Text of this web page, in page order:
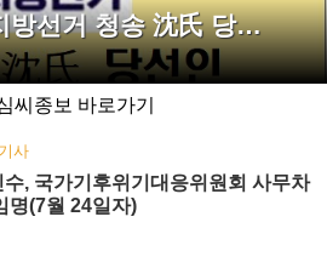
방선거 청송 沈氏 당…
씨종보 바로가기
사
수, 국가기후위기대응위원회 사무차
명(7월 24일자)